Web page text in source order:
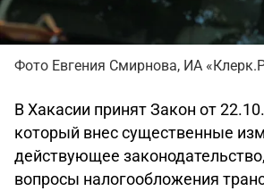
Фото Евгения Смирнова, ИА
В Хакасии принят Закон от
который внес существенные
действующее
вопросы налогообложения